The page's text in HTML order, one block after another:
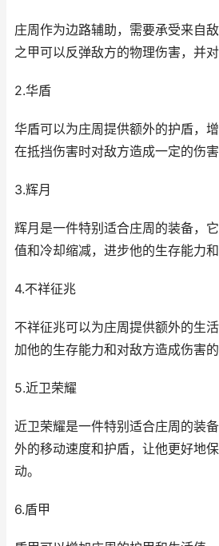
庄周作为边路辅助，需要承受来自
之甲可以反弹敌方的物理伤害，并对
2.华盾
华盾可以为庄周提供额外的护盾，
在抵挡伤害时对敌方造成一定的伤害
3.辉月
辉月是一件特别适合庄周的装备，
值和冷却缩减，进步他的生存能力和
4.不祥征兆
不祥征兆可以为庄周提供额外的生
加他的生存能力和对敌方造成伤害的
5.近卫荣耀
近卫荣耀是一件特别适合庄周的装
外的移动速度和护盾，让他更好地
动。
6.盾甲